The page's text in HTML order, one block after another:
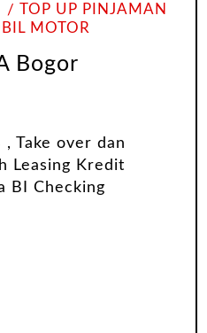
TOP UP PINJAMAN
MOTOR
Bogor